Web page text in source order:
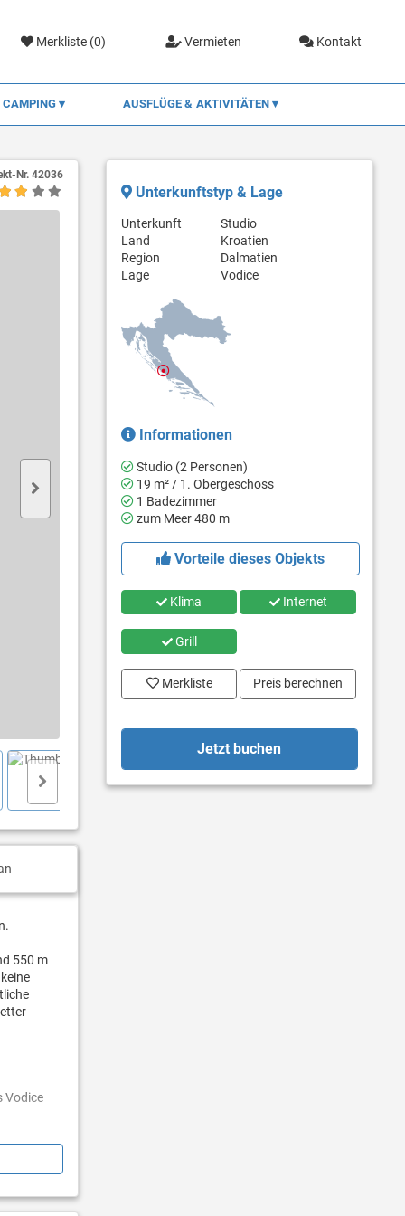
Merkliste (0) Vermieten Kontakt
CAMPING AUSFLÜGE & AKTIVITÄTEN
Nr. 42036
550 m
Vodice
Unterkunftstyp & Lage
Unterkunft
Studio
Land
Kroatien
Region
Dalmatien
Lage
Vodice
Informationen
Studio (2 Personen)
19 m² / 1. Obergeschoss
1 Badezimmer
zum Meer 480 m
Vorteile dieses Objekts
Klima Internet
Grill
Merkliste Preis berechnen
Jetzt buchen